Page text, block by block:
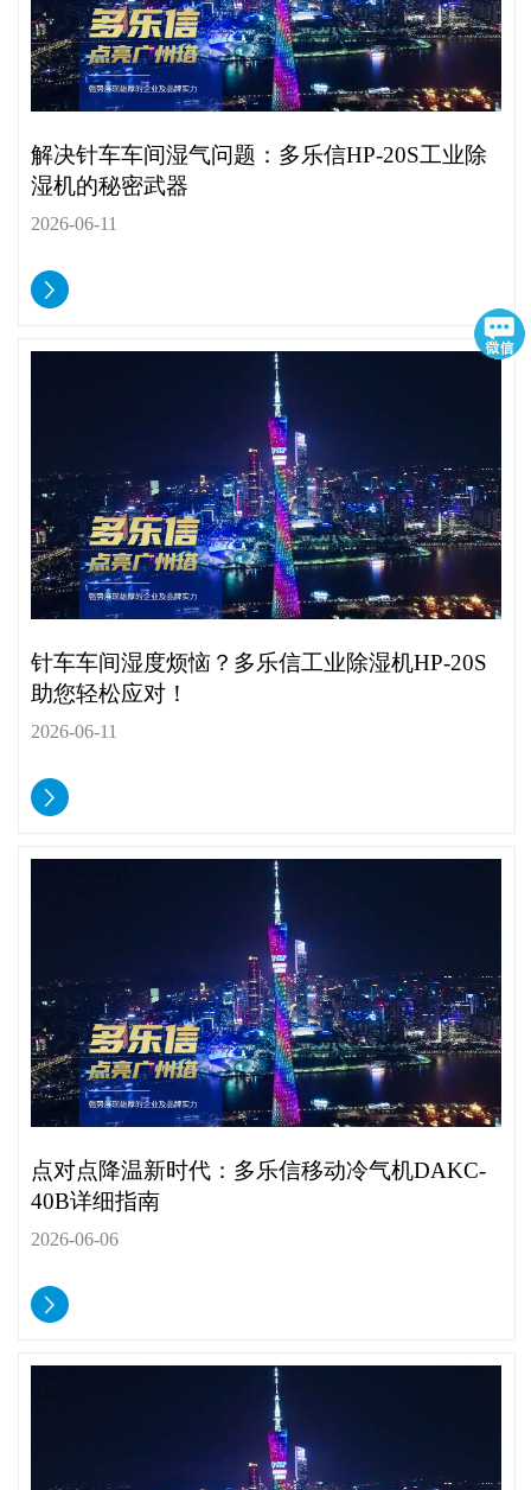
解决针车车间湿气问题：多乐信HP-20S工业除
湿机的秘密武器
2026-06-11
针车车间湿度烦恼？多乐信工业除湿机HP-20S
助您轻松应对！
2026-06-11
点对点降温新时代：多乐信移动冷气机DAKC-
40B详细指南
2026-06-06